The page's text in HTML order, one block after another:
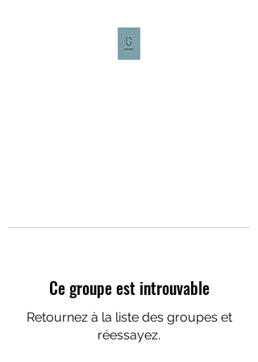
Ce groupe est introuvable
Retournez à la liste des groupes et
réessayez.